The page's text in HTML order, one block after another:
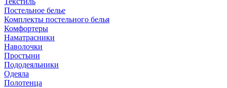
Постельное белье
Комплекты постельного белья
Комфортеры
Наматрасники
Наволочки
Простыни
Пододеяльники
Одеяла
Полотенца